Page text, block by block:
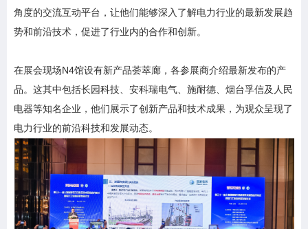
角度的交流互动平台，让他们能够深入了解电力行业的最新发展趋
势和前沿技术，促进了行业内的合作和创新。
在展会现场N4馆设有新产品荟萃廊，各参展商介绍最新发布的产
品。这其中包括长园科技、安科瑞电气、施耐德、烟台孚信及人民
电器等知名企业，他们展示了创新产品和技术成果，为观众呈现了
电力行业的前沿科技和发展动态。